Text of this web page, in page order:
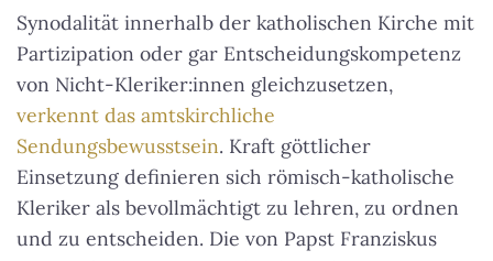
Synodalität innerhalb der katholischen Kirche mit
Partizipation oder gar Entscheidungskompetenz
von Nicht-Kleriker:innen gleichzusetzen,
verkennt das amtskirchliche
Sendungsbewusstsein. Kraft göttlicher
Einsetzung definieren sich römisch-katholische
Kleriker als bevollmächtigt zu lehren, zu ordnen
und zu entscheiden. Die von Papst Franziskus